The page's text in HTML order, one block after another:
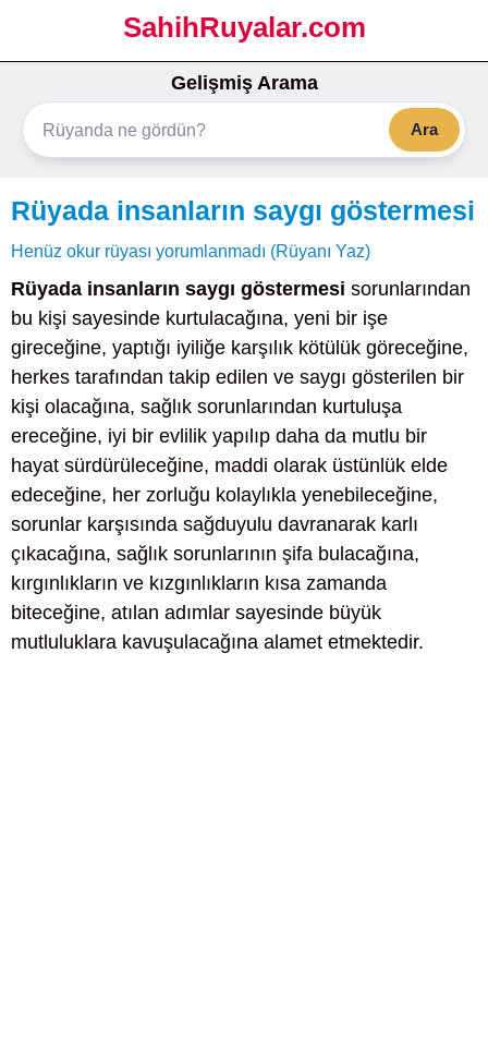
SahihRuyalar.com
Gelişmiş Arama
Ara
Rüyada insanların saygı göstermesi
Henüz okur rüyası yorumlanmadı (Rüyanı Yaz)
Rüyada insanların saygı göstermesi sorunlarından
bu kişi sayesinde kurtulacağına, yeni bir işe
gireceğine, yaptığı iyiliğe karşılık kötülük göreceğine,
herkes tarafından takip edilen ve saygı gösterilen bir
kişi olacağına, sağlık sorunlarından kurtuluşa
ereceğine, iyi bir evlilik yapılıp daha da mutlu bir
hayat sürdürüleceğine, maddi olarak üstünlük elde
edeceğine, her zorluğu kolaylıkla yenebileceğine,
sorunlar karşısında sağduyulu davranarak karlı
çıkacağına, sağlık sorunlarının şifa bulacağına,
kırgınlıkların ve kızgınlıkların kısa zamanda
biteceğine, atılan adımlar sayesinde büyük
mutluluklara kavuşulacağına alamet etmektedir.